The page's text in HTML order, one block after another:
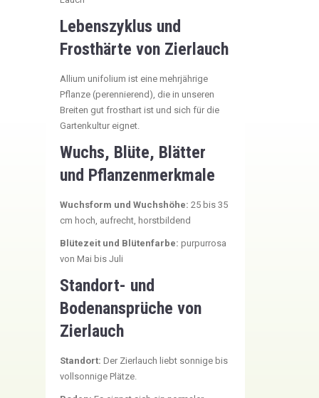
Lebenszyklus und
Frosthärte von Zierlauch
Allium unifolium ist eine mehrjährige
Pflanze (perennierend), die in unseren
Breiten gut frosthart ist und sich für die
Gartenkultur eignet.
Wuchs, Blüte, Blätter
und Pflanzenmerkmale
Wuchsform und Wuchshöhe: 25 bis 35
cm hoch, aufrecht, horstbildend
Blütezeit und Blütenfarbe: purpurrosa
von Mai bis Juli
Standort- und
Bodenansprüche von
Zierlauch
Standort: Der Zierlauch liebt sonnige bis
vollsonnige Plätze.